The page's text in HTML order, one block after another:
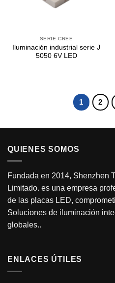
SERIE CREE
Iluminación industrial serie J
5050 6V LED
1 2
QUIENES SOMOS
Fundada en 2014, Shenzhen
Limitado. es una empresa
de las placas LED,
Soluciones de iluminación
globales..
ENLACES ÚTILES